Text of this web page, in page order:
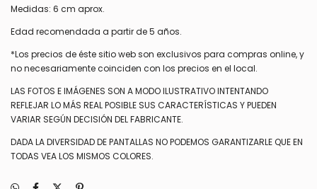
Medidas: 6 cm aprox.
Edad recomendada a partir de 5 años.
*Los precios de éste sitio web son exclusivos para compras online, y
no necesariamente coinciden con los precios en el local.
LAS FOTOS E IMÁGENES SON A MODO ILUSTRATIVO INTENTANDO
REFLEJAR LO MÁS REAL POSIBLE SUS CARACTERÍSTICAS Y PUEDEN
VARIAR SEGÚN DECISIÓN DEL FABRICANTE.
DADA LA DIVERSIDAD DE PANTALLAS NO PODEMOS GARANTIZARLE QUE EN
TODAS VEA LOS MISMOS COLORES.